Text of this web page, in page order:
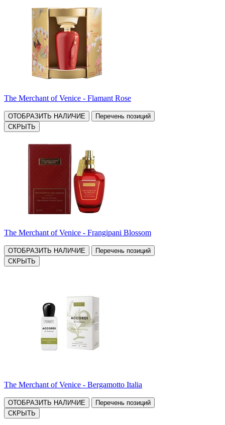
The Merchant of Venice - Flamant Rose
ОТОБРАЗИТЬ НАЛИЧИЕ
Перечень позиций
СКРЫТЬ
The Merchant of Venice - Frangipani Blossom
ОТОБРАЗИТЬ НАЛИЧИЕ
Перечень позиций
СКРЫТЬ
The Merchant of Venice - Bergamotto Italia
ОТОБРАЗИТЬ НАЛИЧИЕ
Перечень позиций
СКРЫТЬ